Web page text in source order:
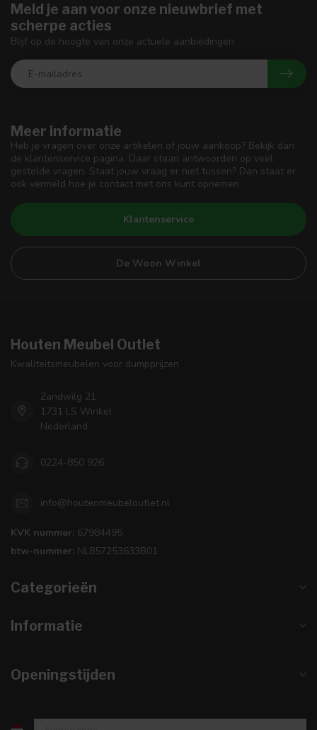
Meer informatie
Heb je vragen over onze artikelen of jouw aankoop? Bekijk dan
de klantenservice pagina. Daar staan antwoorden op veel
gestelde vragen. Staat jouw vraag er niet tussen? Dan staat er
ook vermeld hoe je contact met ons kunt opnemen.
Klantenservice
De Woon Winkel
Meld je aan voor onze nieuwbrief met
scherpe acties
Blijf op de hoogte van onze actuele aanbiedingen
Houten Meubel Outlet
Kwaliteitsmeubelen voor dumpprijzen
Zandwilg 21
1731 LS Winkel
Nederland
0224-850 926
info@houtenmeubeloutlet.nl
KVK nummer: 67984495
btw-nummer: NL857253633B01
Categorieën
Informatie
Openingstijden